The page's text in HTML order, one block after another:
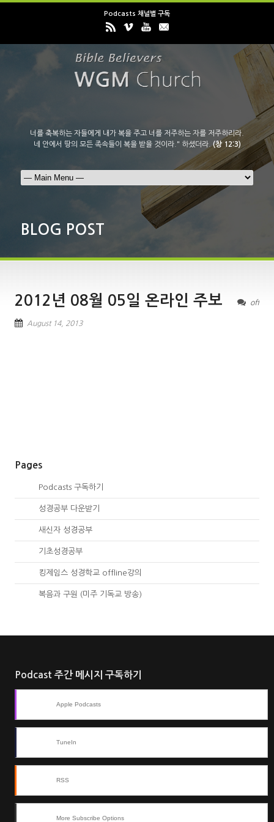
Podcasts 채널별 구독
너를 축복하는 자들에게 내가 복을 주고 너를 저주하는 자를 저주하리라.
네 안에서 땅의 모든 족속들이 복을 받을 것이라." 하셨더라.(창 12:3)
BLOG POST
off
2012년 08월 05일 온라인 주보
August 14, 2013
Pages
Podcasts 구독하기
성경공부 다운받기
새신자 성경공부
기초성경공부
킹제임스 성경학교 offline강의
복음과 구원 (미주 기독교 방송)
Podcast 주간 메시지 구독하기
Apple Podcasts
TuneIn
RSS
More Subscribe Options